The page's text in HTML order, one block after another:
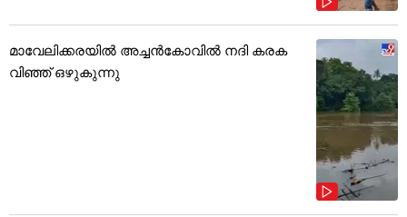
മാവേലിക്കരയിൽ അച്ചൻകോവിൽ നദി കരക
വിഞ്ഞ് ഒഴുകുന്നു